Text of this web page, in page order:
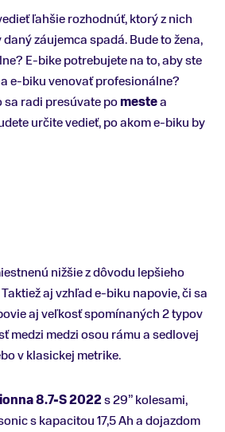
ľahšie rozhodnúť, ktorý z nich
záujemca spadá. Bude to žena,
E-bike potrebujete na to, aby ste
e-biku venovať profesionálne?
sa radi presúvate pomestea
určite vedieť, po akom e-biku by
nižšie z dôvodu lepšieho
aj vzhľad e-biku napovie, či sa
aj veľkosť spomínaných 2 typov
medzi medzi osou rámu a sedlovej
v klasickej metrike.
8.7-S 2022s 29” kolesami,
s kapacitou 17,5 Ah a dojazdom